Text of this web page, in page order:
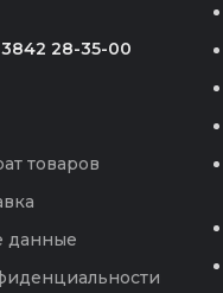
28-35-00
товаров
данные